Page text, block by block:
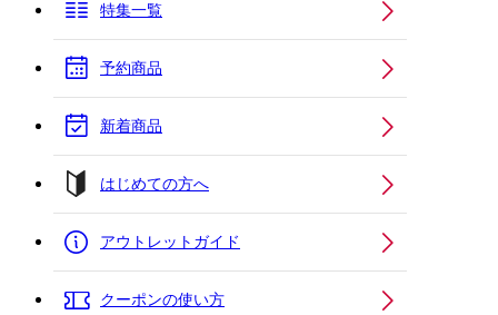
特集一覧
予約商品
新着商品
はじめての方へ
アウトレットガイド
クーポンの使い方